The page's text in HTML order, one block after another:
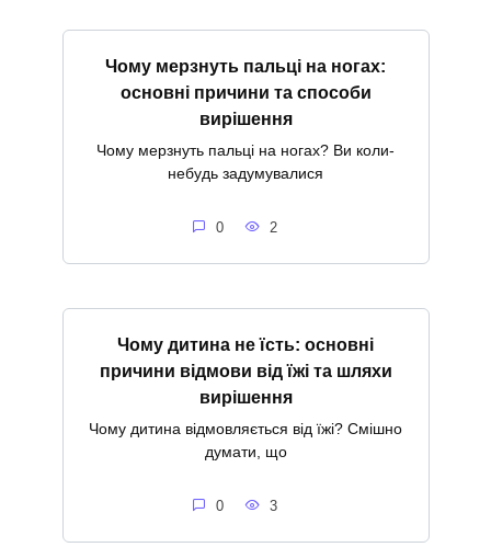
Чому мерзнуть пальці на ногах:
основні причини та способи
вирішення
Чому мерзнуть пальці на ногах? Ви коли-
небудь задумувалися
0 2
Чому дитина не їсть: основні
причини відмови від їжі та шляхи
вирішення
Чому дитина відмовляється від їжі? Смішно
думати, що
0 3